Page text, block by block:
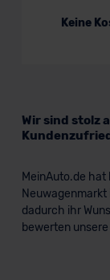
Keine
Wir sind stolz
MeinAuto.de
dadurch ihr
bewerten